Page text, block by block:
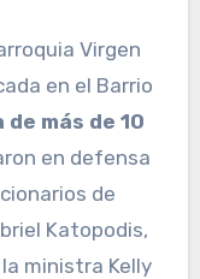
Virgen
en el Barrio
más de 10
en defensa
de
Katopodis,
ministra Kelly